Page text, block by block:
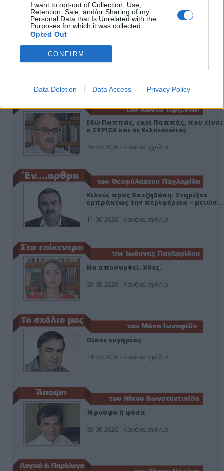
I want to opt-out of Collection, Use,
Retention, Sale, and/or Sharing of my
Personal Data that Is Unrelated with the
Purposes for which it was collected.
Opted Out
CONFIRM
Data Deletion Data Access Privacy Policy
ΑΠΟΨΕΙΣ
Εδώ Παππάς, εκεί Παππάς, που είναι
ο ΣΥΡΙΖΑ και οι Κιλκισιώτες
26-07-2026 - Κανένα σχόλιο
Κιλκίς προς Χατζηδάκη: Στηρίξτε
εμπράκτως την περιφέρεια – μειώσ…
11-06-2026 - Κανένα σχόλιο
Να αποσυρθεί. Χθες.
03-08-2026 - Κανένα σχόλιο
Οίκοι ευγηρίας
24-07-2026 - Κανένα σχόλιο
Ή ρούφα ή φύσα
03-08-2026 - Κανένα σχόλιο